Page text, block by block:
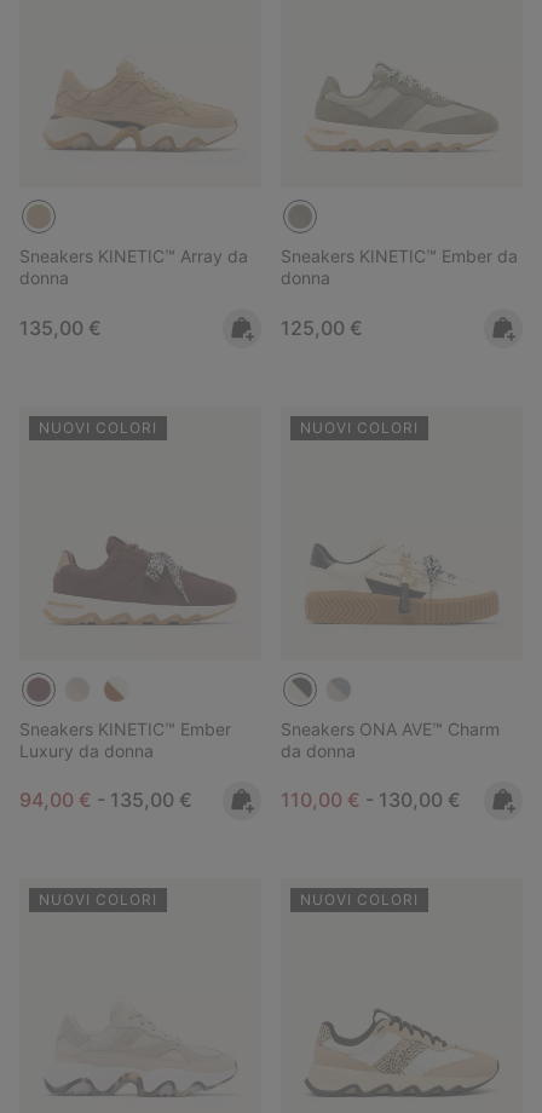
Sneakers KINETIC™ Array da
donna
Regular price:
135,00 €
Sneakers KINETIC™ Ember da
donna
Regular price:
125,00 €
NUOVI COLORI
Sneakers KINETIC™ Ember
Luxury da donna
Minimum sale price:
94,00 € - Maximum price:
135,00 €
NUOVI COLORI
Sneakers ONA AVE™ Charm
da donna
Minimum sale price:
110,00 € - Maximum price:
130,00 €
NUOVI COLORI NUOVI COLORI